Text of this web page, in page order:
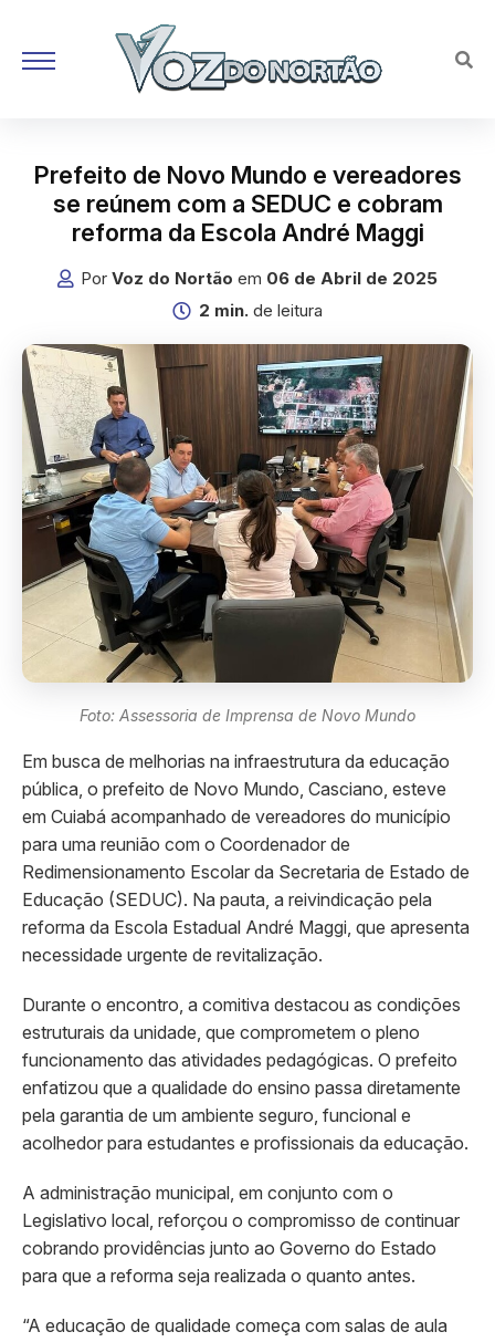
Prefeito de Novo Mundo e vereadores
se reúnem com a SEDUC e cobram
reforma da Escola André Maggi
Por Voz do Nortão em 06 de Abril de 2025
2 min. de leitura
Foto: Assessoria de Imprensa de Novo Mundo
Em busca de melhorias na infraestrutura da educação
pública, o prefeito de Novo Mundo, Casciano, esteve
em Cuiabá acompanhado de vereadores do município
para uma reunião com o Coordenador de
Redimensionamento Escolar da Secretaria de Estado de
Educação (SEDUC). Na pauta, a reivindicação pela
reforma da Escola Estadual André Maggi, que apresenta
necessidade urgente de revitalização.
Durante o encontro, a comitiva destacou as condições
estruturais da unidade, que comprometem o pleno
funcionamento das atividades pedagógicas. O prefeito
enfatizou que a qualidade do ensino passa diretamente
pela garantia de um ambiente seguro, funcional e
acolhedor para estudantes e profissionais da educação.
A administração municipal, em conjunto com o
Legislativo local, reforçou o compromisso de continuar
cobrando providências junto ao Governo do Estado
para que a reforma seja realizada o quanto antes.
“A educação de qualidade começa com salas de aula